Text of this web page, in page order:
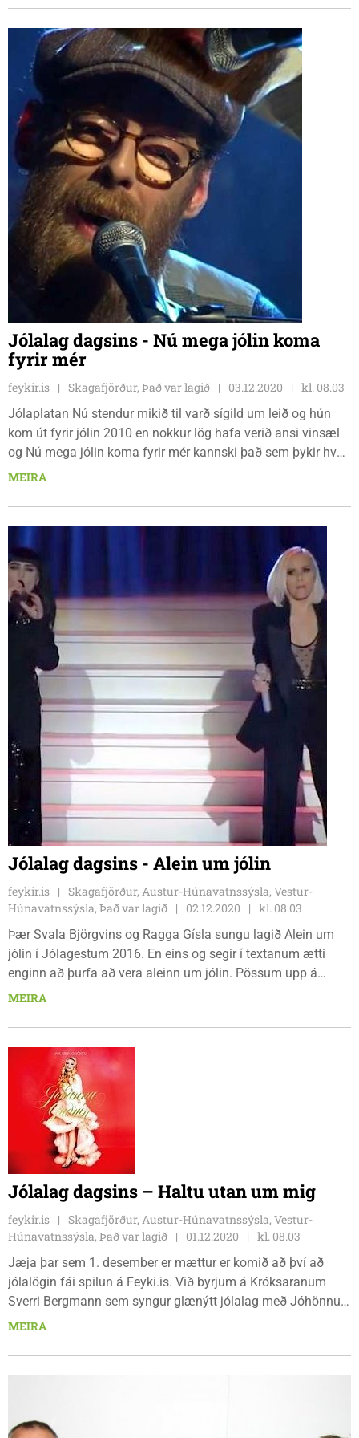
Jólalag dagsins - Nú mega jólin koma
fyrir mér
feykir.is Skagafjörður, Það var lagið 03.12.2020
kl. 08.03
Jólaplatan Nú stendur mikið til varð sígild um leið og hún
kom út fyrir jólin 2010 en nokkur lög hafa verið ansi vinsæl
og Nú mega jólin koma fyrir mér kannski það sem þykir hvað
best. Það er Sigurður Guðmundsson og Memfismafían sem
MEIRA
Jólalag dagsins - Alein um jólin
feykir.is
Skagafjörður, Austur-Húnavatnssýsla, Vestur-
Húnavatnssýsla, Það var lagið
02.12.2020
kl. 08.03
Þær Svala Björgvins og Ragga Gísla sungu lagið Alein um
jólin í Jólagestum 2016. En eins og segir í textanum ætti
enginn að þurfa að vera aleinn um jólin. Pössum upp á
náungann og þá sem á stuðningi þurfa að halda og þá geta
MEIRA
Jólalag dagsins – Haltu utan um mig
feykir.is
Skagafjörður, Austur-Húnavatnssýsla, Vestur-
Húnavatnssýsla, Það var lagið
01.12.2020
kl. 08.03
Jæja þar sem 1. desember er mættur er komið að því að
jólalögin fái spilun á Feyki.is. Við byrjum á Króksaranum
Sverri Bergmann sem syngur glænýtt jólalag með Jóhönnu
Guðrúnu en hún sendi frá sér plötu á dögunum sem ber
MEIRA